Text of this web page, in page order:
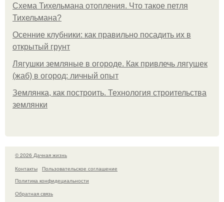
Схема Тихельмана отопления. Что такое петля
Тихельмана?
Осенние клубники: как правильно посадить их в
открытый грунт
Лягушки земляные в огороде. Как привлечь лягушек
(жаб) в огород: личный опыт
Землянка, как построить. Технология строительства
землянки
© 2026 Дачная жизнь
Контакты
Пользовательское соглашение
Политика конфидециальности
Обратная связь